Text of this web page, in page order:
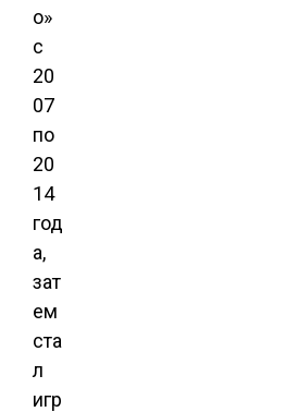
о»
с
20
07
по
20
14
год
а,
зат
ем
ста
л
игр